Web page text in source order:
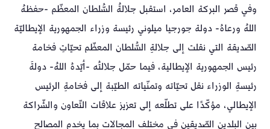
وفي قصر البركة العامر، استقبل جلالةُ السُّلطان المعظّم -حفظهُ
اللهُ ورعاهُ- دولة جورجيا ميلوني رئيسة وزراء الجمهورية الإيطاليّة
الصّديقة التي نقلت إلى جلالةِ السُّلطان المعظّم تحيّاتِ فخامة
رئيس الجمهورية الإيطالية، فيما حمّل جلالتُه -أيّدهُ اللهُ- دولةَ
رئيسةِ الوزراء نقل تحيّاته وتمنّياته الطيّبة إلى فخامةِ الرئيس
الإيطالي، مؤكّدًا على تطلّعه إلى تعزيز علاقات التّعاون والشّراكة
بين البلدين الصّديقين في مختلف المجالات بما يخدم المصالح